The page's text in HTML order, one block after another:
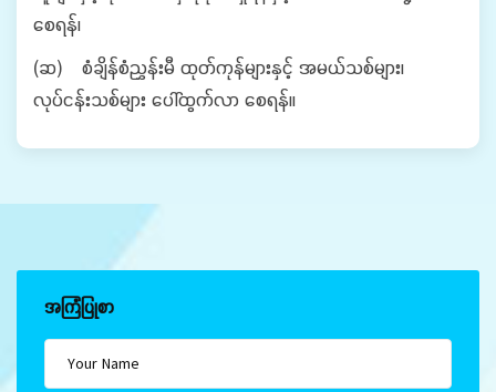
စေရန်၊
(ဆ) စံချိန်စံညွှန်းမီ ထုတ်ကုန်များနှင့် အမယ်သစ်များ၊
လုပ်ငန်းသစ်များ ပေါ်ထွက်လာ စေရန်။
အကြံပြုစာ